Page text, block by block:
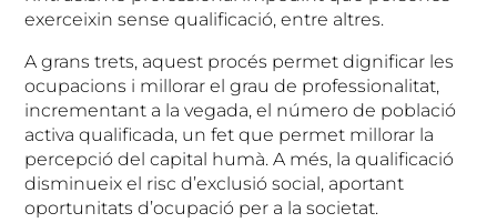
exerceixin sense qualificació, entre altres.
A grans trets, aquest procés permet dignificar les
ocupacions i millorar el grau de professionalitat,
incrementant a la vegada, el número de població
activa qualificada, un fet que permet millorar la
percepció del capital humà. A més, la qualificació
disminueix el risc d’exclusió social, aportant
oportunitats d’ocupació per a la societat.